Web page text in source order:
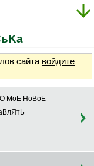
сайта войдите
МоЕ НоВоЕ